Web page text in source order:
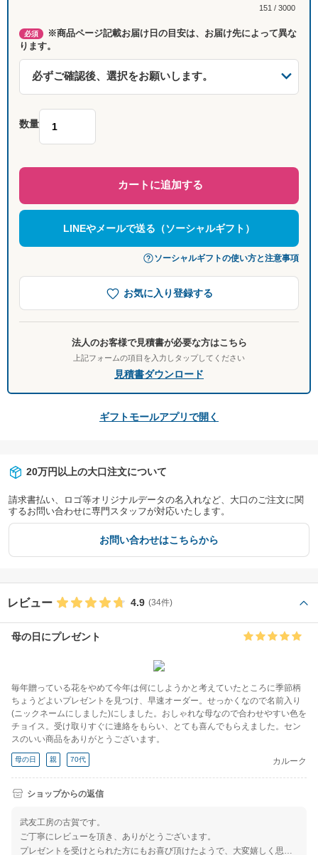
151 / 3000
必須
※商品ページ記載お届け日の目安は、お届け先によって異な
ります。
数量
カートに追加する
LINEやメールで送る（ソーシャルギフト）
ソーシャルギフトの使い方と注意事項
お気に入り登録する
法人のお客様で見積書が必要な方はこちら
上記フォームの項目を入力しタップしてください
見積書ダウンロード
ギフトモールアプリで開く
20万円以上の大口注文について
請求書払い、ロゴ等オリジナルデータの名入れなど、大口のご注文に関
するお問い合わせに専門スタッフが対応いたします。
お問い合わせはこちらから
レビュー 4.9 (34件)
母の日にプレゼント
毎年贈っている花をやめて今年は何にしようかと考えていたところに季節柄
ちょうどよいプレゼントを見つけ、早速オーダー。せっかくなので名前入り
(ニックネームにしました)にしました。おしゃれな母なので合わせやすい色を
チョイス。受け取りすぐに連絡をもらい、とても喜んでもらえました。セン
スのいい商品をありがとうございます。
母の日 親 70代 カルーク
ショップからの返信
武友工房の古賀です。
ご丁寧にレビューを頂き、ありがとうございます。
プレゼントを受けとられた方にもお喜び頂けたようで、大変嬉しく思い